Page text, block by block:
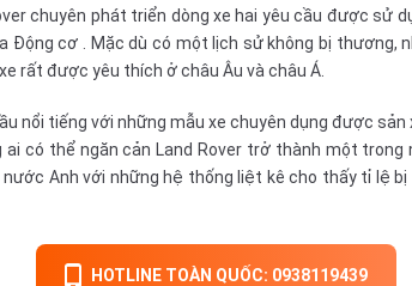
chuyên phát triển dòng xe hai yêu cầu được sử
Động cơ . Mặc dù có một lịch sử không bị thương,
rất được yêu thích ở châu Âu và châu Á.
nổi tiếng với những mẫu xe chuyên dụng được
có thể ngăn cản Land Rover trở thành một
Anh với những hệ thống liệt kê cho thấy tỉ lệ
HOTLINE TOÀN QUỐC: 0938119439